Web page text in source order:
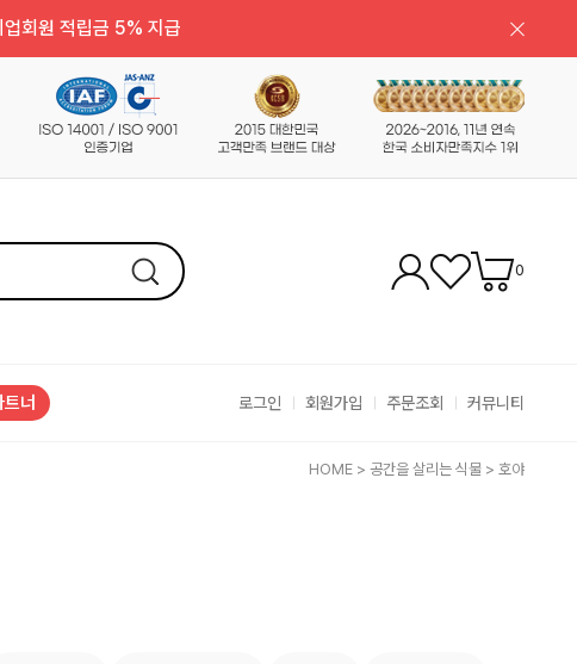
회원 적립금 5% 지급
0
너 로그인 회원가입 주문조회 커뮤니티
HOME > 공간을 살리는 식물 > 호야